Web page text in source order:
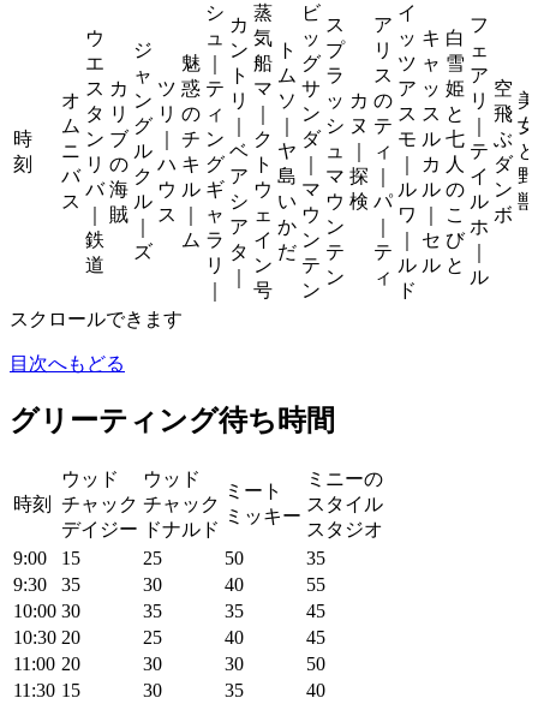
時
刻
オ
ム
ニ
バ
ス
ウ
エ
ス
タ
ン
リ
バ
鉄
道
カ
リ
ブ
の
海
賊
ジ
ャ
ン
グ
ル
ク
ル
ズ
ツ
リ
ハ
ウ
ス
魅
惑
の
チ
キ
ル
ム
シ
ュ
テ
ィ
ン
グ
ギ
ャ
ラ
リ
カ
ン
ト
リ
ベ
ア
シ
ア
タ
蒸
気
船
マ
ク
ト
ウ
ェ
イ
ン
号
ト
ム
ソ
ヤ
島
い
か
だ
ビ
ッ
グ
サ
ン
ダ
マ
ウ
ン
テ
ン
ス
プ
ラ
ッ
シ
ュ
マ
ウ
ン
テ
ン
カ
ヌ
探
検
ア
リ
ス
の
テ
ィ
パ
テ
ィ
イ
ッ
ツ
ア
ス
モ
ル
ワ
ル
ド
キ
ャ
ッ
ス
ル
カ
ル
セ
ル
白
雪
姫
と
七
人
の
こ
び
と
フ
ェ
ア
リ
テ
イ
ル
ホ
ル
空
飛
ぶ
ダ
ン
ボ
美
女
と
野
獣
スクロールできます
目次へもどる
グリーティング待ち時間
時刻
ウッド
チャック
デイジー
ウッド
チャック
ドナルド
ミート
ミッキー
ミニーの
スタイル
スタジオ
9:00
15 25 50
35
9:30
35 30 40
55
10:00 30 35 35
45
10:30 20 25 40
45
11:00 20 30 30
50
11:30 15 30 35
40